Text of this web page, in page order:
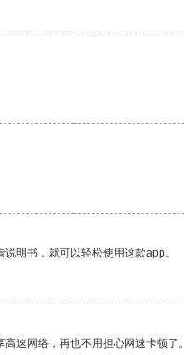
明书，就可以轻松使用这款app。
速网络，再也不用担心网速卡顿了。